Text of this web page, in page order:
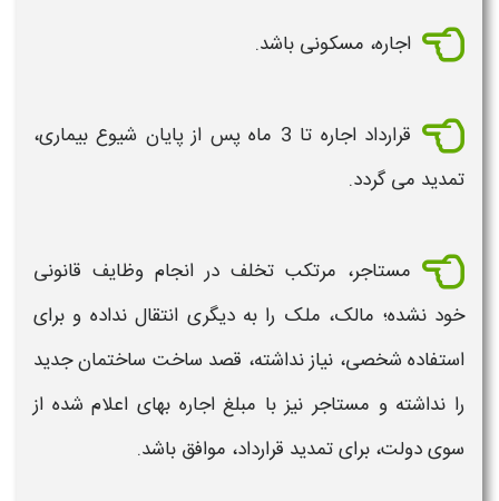
اجاره، مسکونی باشد.
قرارداداجاره تا 3 ماه پس از پایان شیوع بیماری،
تمدید می گردد.
مستاجر، مرتکب تخلف در انجام وظایف قانونی
خود نشده؛ مالک، ملک را به دیگری انتقال نداده و برای
استفاده شخصی، نیاز نداشته، قصد ساخت ساختمان جدید
را نداشته و مستاجر نیز با مبلغاجارهبهای اعلام شده از
سوی دولت، برایتمدید قرارداد، موافق باشد.